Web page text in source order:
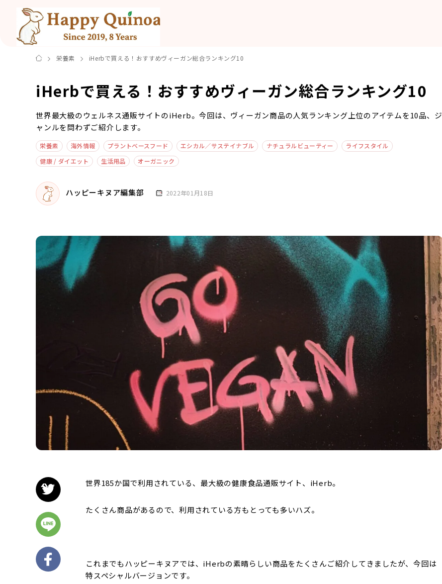
栄養素 iHerbで買える！おすすめヴィーガン総合ランキング10
iHerbで買える！おすすめヴィーガン総合ランキング10
世界最大級のウェルネス通販サイトのiHerb。今回は、ヴィーガン商品の人気ランキング上位のアイテムを10品、ジ
ャンルを問わずご紹介します。
栄養素 海外情報 プラントベースフード エシカル／サステイナブル ナチュラルビューティー
ライフスタイル
健康 / ダイエット
生活用品 オーガニック
ハッピーキヌア編集部 2022年01月18日
世界185か国で利用されている、最大級の健康食品通販サイト、iHerb。
たくさん商品があるので、利用されている方もとっても多いハズ。
これまでもハッピーキヌアでは、iHerbの素晴らしい商品をたくさんご紹介してきましたが、今回は
特スペシャルバージョンです。